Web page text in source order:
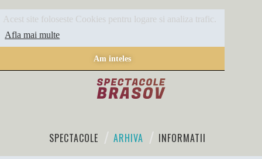
Acest site foloseste Cookies pentru logare si analiza trafic.
Afla mai multe
Am inteles
SPECTACOLE ARHIVA INFORMATII